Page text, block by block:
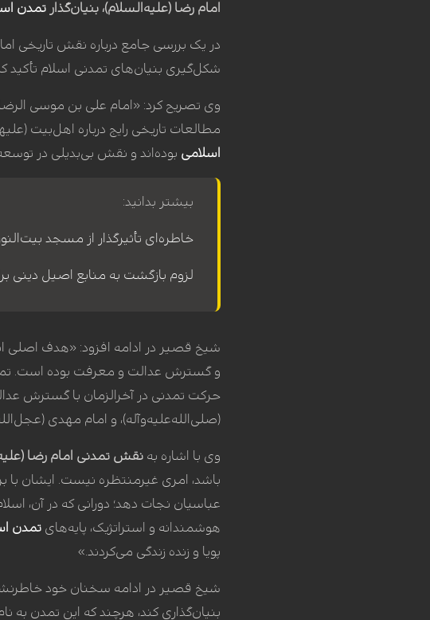
امام رضا (علیه‌السلام)، بنیان‌گذار تمدن
در یک بررسی جامع درباره نقش تاریخی
شکل‌گیری بنیان‌های تمدنی اسلام تأکید
وی تصریح کرد: «امام علی بن موسی الرضا
مطالعات تاریخی رایج درباره اهل‌بیت
اسلامی بوده‌اند و نقش بی‌بدیلی در
بیشتر بدانید:
خاطره‌ای تأثیرگذار از مسجد
لزوم بازگشت به منابع اصیل دینی
شیخ قصیر در ادامه افزود: «هدف اصلی
و گسترش عدالت و معرفت بوده است.
حرکت تمدنی در آخرالزمان با گسترش
(صلی‌الله‌علیه‌وآله)، و امام مهدی
وی با اشاره به نقش تمدنی امام رضا
باشد، امری غیرمنتظره نیست. ایشان با
عباسیان نجات دهد؛ دورانی که در آن،
هوشمندانه و استراتژیک، پایه‌های تمدن
پویا و زنده زندگی می‌کردند.»
شیخ قصیر در ادامه سخنان خود
بنیان‌گذاری کند، هرچند که این تمدن به